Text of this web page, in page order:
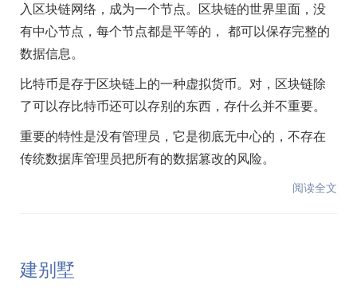
入区块链网络，成为一个节点。区块链的世界里面，没
有中心节点，每个节点都是平等的， 都可以保存完整的
数据信息。
比特币是存于区块链上的一种虚拟货币。对，区块链除
了可以存比特币还可以存别的东西，存什么并不重要。
重要的特性是没有管理员，它是彻底无中心的，不存在
传统数据库管理员把所有的数据篡改的风险。
阅读全文
建别墅